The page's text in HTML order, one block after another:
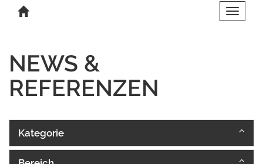
Toggle
NEWS &
REFERENZEN
Kategorie